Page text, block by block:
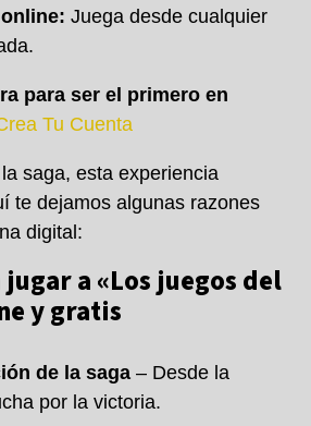
Juega desde cualquier
para ser el primero en
Tu Cuenta
saga, esta experiencia
te dejamos algunas razones
digital:
jugar a «Los juegos del
y gratis
de la saga – Desde la
por la victoria.